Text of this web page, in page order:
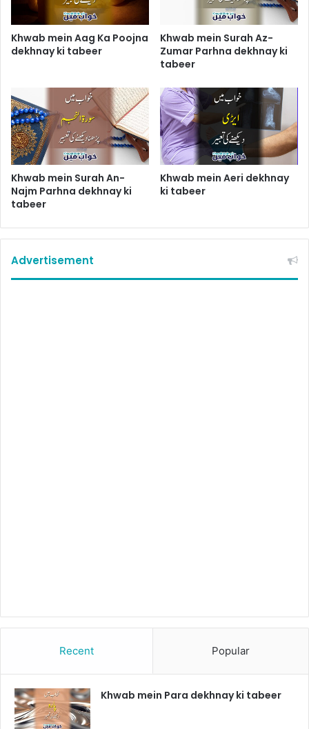
Khwab mein Aag Ka Poojna
dekhnay ki tabeer
Khwab mein Surah Az-
Zumar Parhna dekhnay ki
tabeer
Khwab mein Surah An-
Najm Parhna dekhnay ki
tabeer
Khwab mein Aeri dekhnay
ki tabeer
Advertisement
Recent Popular
Khwab mein Para dekhnay ki tabeer